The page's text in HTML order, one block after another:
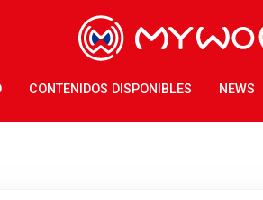
CONTENIDOS DISPONIBLES NEWS